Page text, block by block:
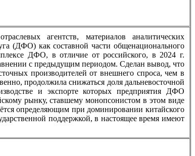
агентств, материалов аналитических
(ДФО) как составной части общенационального
ДФО, в отличие от российского, в 2024 г.
с предыдущим периодом. Сделан вывод, что
производителей от внешнего спроса, чем в
продолжила снижаться доля дальневосточной
и экспорте которых предприятия ДФО
рынку, ставшему монопсонистом в этом виде
определяющим при доминировании китайского
поддержкой, в настоящее время имеют